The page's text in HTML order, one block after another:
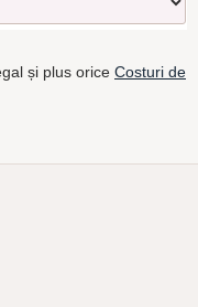
și plus orice Costuri de